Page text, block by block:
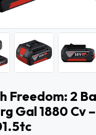
Freedom: 2
Gal 1880 Cv –